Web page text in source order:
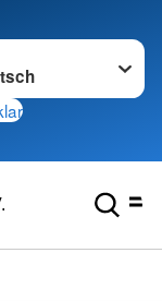
wechseln zu